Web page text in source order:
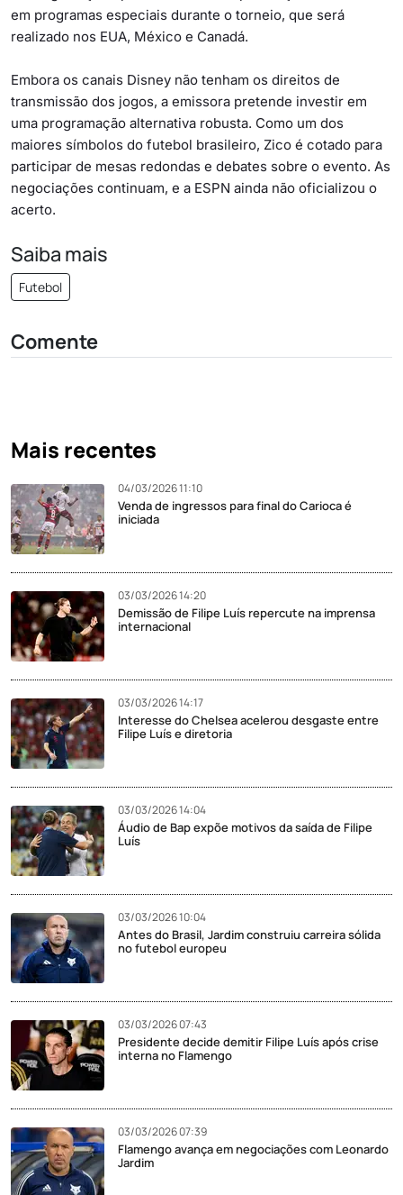
em programas especiais durante o torneio, que será
realizado nos EUA, México e Canadá.
Embora os canais Disney não tenham os direitos de
transmissão dos jogos, a emissora pretende investir em
uma programação alternativa robusta. Como um dos
maiores símbolos do futebol brasileiro, Zico é cotado para
participar de mesas redondas e debates sobre o evento. As
negociações continuam, e a ESPN ainda não oficializou o
acerto.
Saiba mais
Futebol
Comente
Mais recentes
04/03/2026 11:10
Venda de ingressos para final do Carioca é
iniciada
03/03/2026 14:20
Demissão de Filipe Luís repercute na imprensa
internacional
03/03/2026 14:17
Interesse do Chelsea acelerou desgaste entre
Filipe Luís e diretoria
03/03/2026 14:04
Áudio de Bap expõe motivos da saída de Filipe
Luís
03/03/2026 10:04
Antes do Brasil, Jardim construiu carreira sólida
no futebol europeu
03/03/2026 07:43
Presidente decide demitir Filipe Luís após crise
interna no Flamengo
03/03/2026 07:39
Flamengo avança em negociações com Leonardo
Jardim